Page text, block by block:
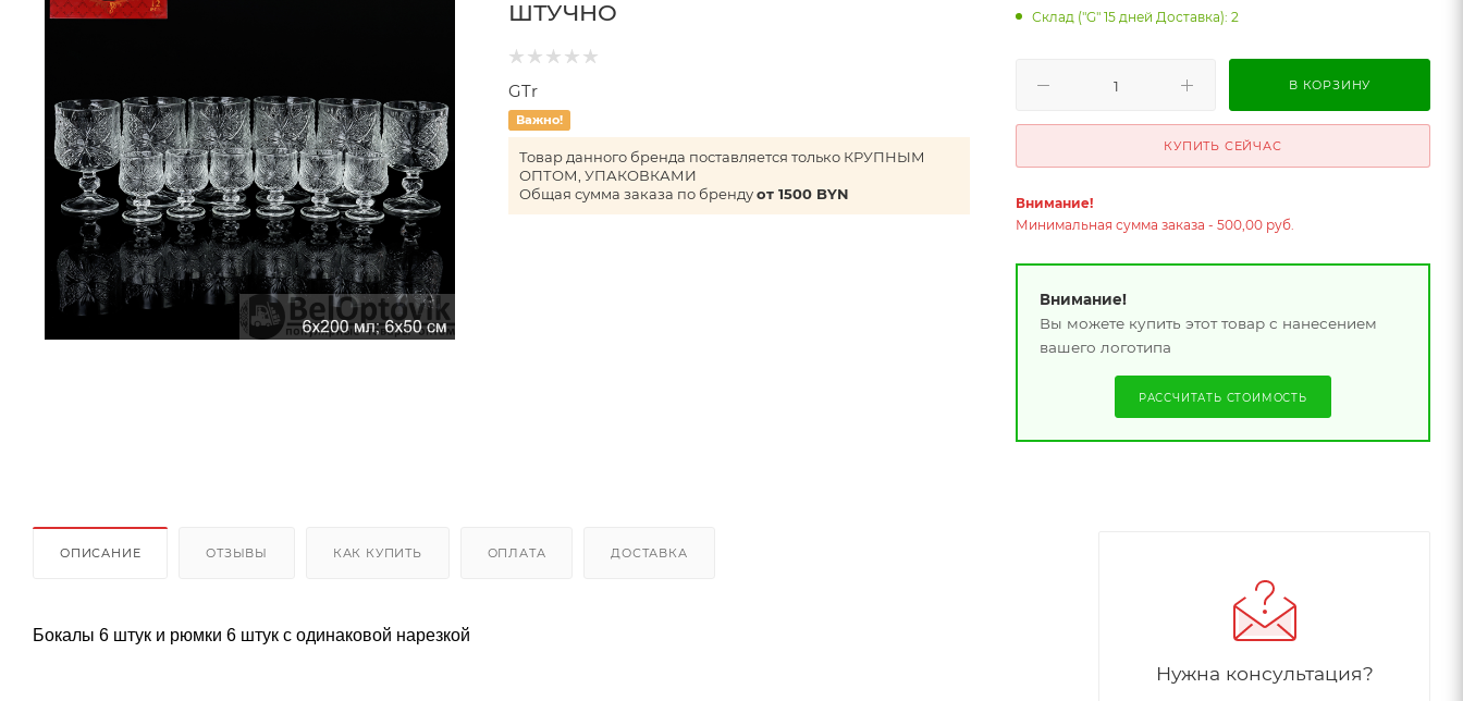
ШТУЧНО
GTr
Важно!
Товар данного бренда поставляется только КРУПНЫМ
ОПТОМ, УПАКОВКАМИ
Общая сумма заказа по брендуот 1500 BYN
Склад ("G" 15 дней Доставка): 2
В КОРЗИНУ
КУПИТЬ СЕЙЧАС
Внимание!
Минимальная сумма заказа - 500,00 руб.
Внимание!
Вы можете купить этот товар с нанесением
вашего логотипа
РАССЧИТАТЬ СТОИМОСТЬ
ОПИСАНИЕ ОТЗЫВЫ КАК КУПИТЬ ОПЛАТА ДОСТАВКА
Бокалы 6 штук и рюмки 6 штук с одинаковой нарезкой
Нужна консультация?